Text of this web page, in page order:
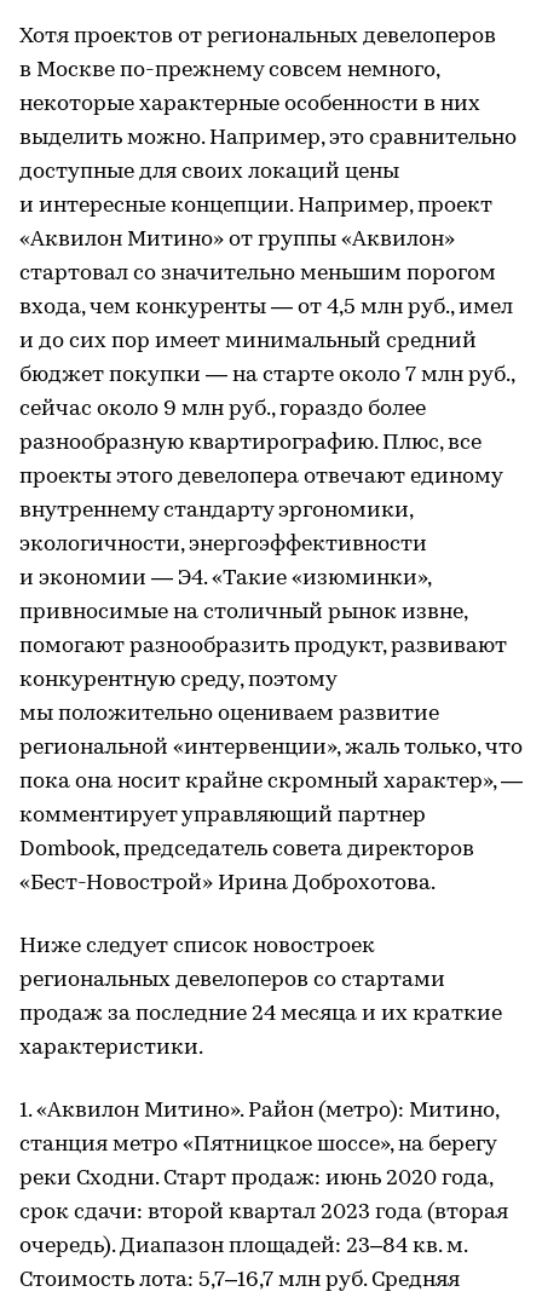
Хотя проектов от региональных девелоперов
в Москве по-прежнему совсем немного,
некоторые характерные особенности в них
выделить можно. Например, это сравнительно
доступные для своих локаций цены
и интересные концепции. Например, проект
«Аквилон Митино» от группы «Аквилон»
стартовал со значительно меньшим порогом
входа, чем конкуренты — от 4,5 млн руб., имел
и до сих пор имеет минимальный средний
бюджет покупки — на старте около 7 млн руб.,
сейчас около 9 млн руб., гораздо более
разнообразную квартирографию. Плюс, все
проекты этого девелопера отвечают единому
внутреннему стандарту эргономики,
экологичности, энергоэффективности
и экономии — Э4. «Такие «изюминки»,
привносимые на столичный рынок извне,
помогают разнообразить продукт, развивают
конкурентную среду, поэтому
мы положительно оцениваем развитие
региональной «интервенции», жаль только, что
пока она носит крайне скромный характер», —
комментирует управляющий партнер
Dombook, председатель совета директоров
«Бест-Новострой» Ирина Доброхотова.
Ниже следует список новостроек
региональных девелоперов со стартами
продаж за последние 24 месяца и их краткие
характеристики.
1. «Аквилон Митино». Район (метро): Митино,
станция метро «Пятницкое шоссе», на берегу
реки Сходни. Старт продаж: июнь 2020 года,
срок сдачи: второй квартал 2023 года (вторая
очередь). Диапазон площадей: 23–84 кв. м.
Стоимость лота: 5,7–16,7 млн руб. Средняя